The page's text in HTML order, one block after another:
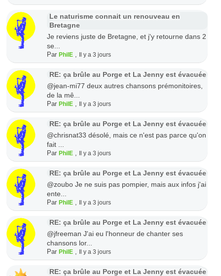
Le naturisme connait un renouveau en
Bretagne
Je reviens juste de Bretagne, et j'y retourne dans 2
se...
Par PhilE, Il y a 3 jours
RE: ça brûle au Porge et La Jenny est évacuée
@jean-mi77 deux autres chansons prémonitoires,
de la mê...
Par PhilE, Il y a 3 jours
RE: ça brûle au Porge et La Jenny est évacuée
@chrisnat33 désolé, mais ce n'est pas parce qu'on
fait ...
Par PhilE, Il y a 3 jours
RE: ça brûle au Porge et La Jenny est évacuée
@zoubo Je ne suis pas pompier, mais aux infos j'ai
ente...
Par PhilE, Il y a 3 jours
RE: ça brûle au Porge et La Jenny est évacuée
@jfreeman J'ai eu l'honneur de chanter ses
chansons lor...
Par PhilE, Il y a 3 jours
RE: ça brûle au Porge et La Jenny est évacuée